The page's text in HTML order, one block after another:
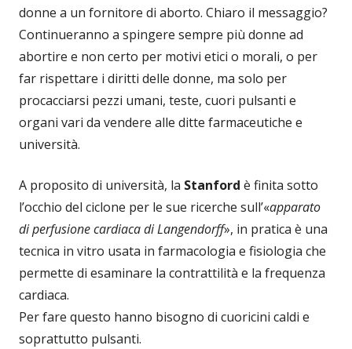
donne a un fornitore di aborto. Chiaro il messaggio?
Continueranno a spingere sempre più donne ad
abortire e non certo per motivi etici o morali, o per
far rispettare i diritti delle donne, ma solo per
procacciarsi pezzi umani, teste, cuori pulsanti e
organi vari da vendere alle ditte farmaceutiche e
università.
A proposito di università, la Stanford è finita sotto
l’occhio del ciclone per le sue ricerche sull’«apparato
di perfusione cardiaca di Langendorff», in pratica è una
tecnica in vitro usata in farmacologia e fisiologia che
permette di esaminare la contrattilità e la frequenza
cardiaca.
Per fare questo hanno bisogno di cuoricini caldi e
soprattutto pulsanti.